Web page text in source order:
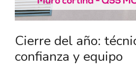
Cierre del año:
confianza y equipo